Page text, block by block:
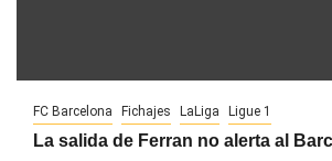
FC Barcelona Fichajes LaLiga Ligue 1
La salida de Ferran no alerta al